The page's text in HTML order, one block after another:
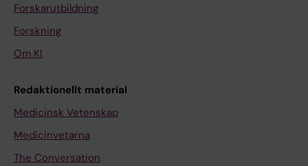
Forskarutbildning
Forskning
Om KI
Redaktionellt material
Medicinsk Vetenskap
Medicinvetarna
The Conversation